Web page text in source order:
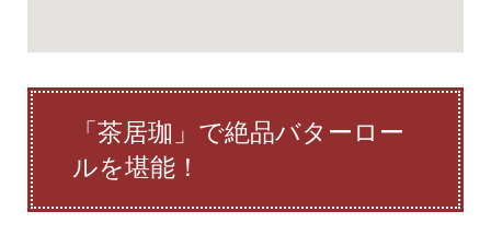
「茶居珈」で絶品バターロー
ルを堪能！